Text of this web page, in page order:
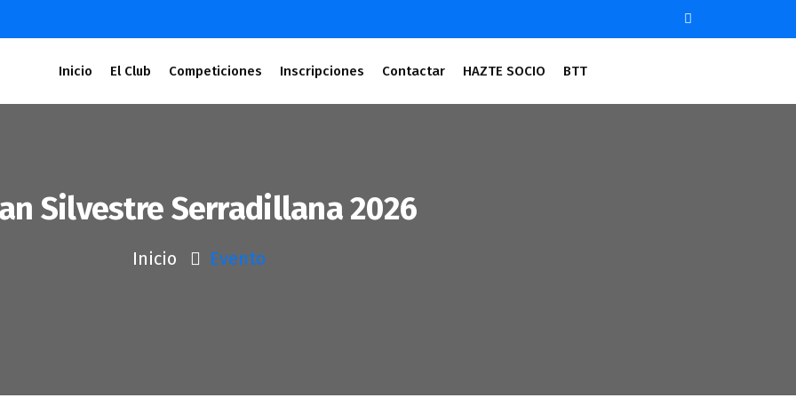
Inicio
El Club Competiciones Inscripciones Contactar HAZTE SOCIO BTT
Silvestre Serradillana 2026
Inicio Evento